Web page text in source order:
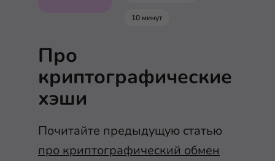
10 минут
Про
криптографические
хэши
Почитайте предыдущую статью
про криптографический обмен